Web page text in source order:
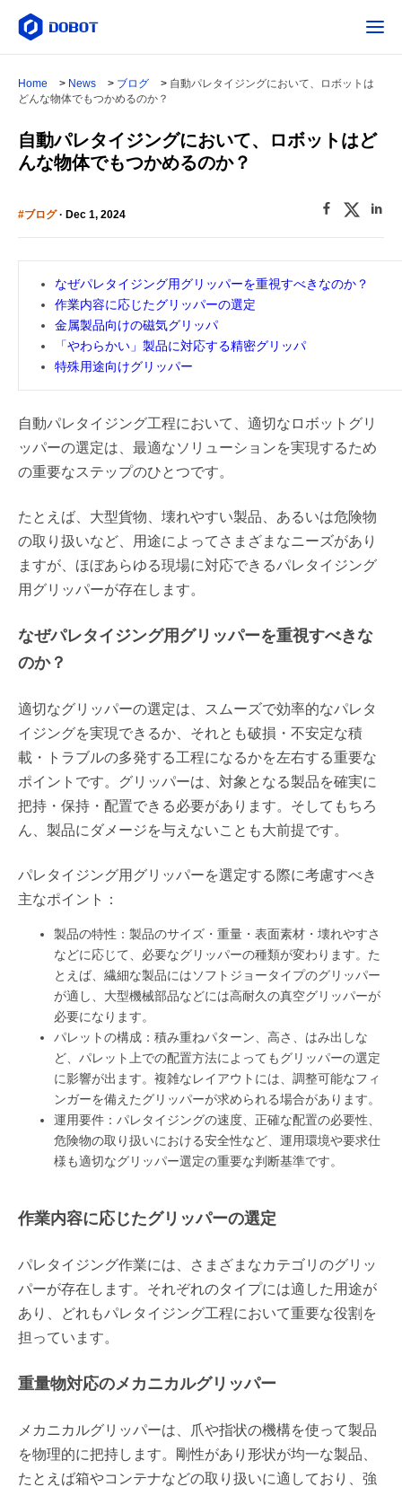
Home > News > ブログ > 自動パレタイジングにおいて、ロボットは
どんな物体でもつかめるのか？
自動パレタイジングにおいて、ロボットはど
んな物体でもつかめるのか？
#ブログ· Dec 1, 2024
なぜパレタイジング用グリッパーを重視すべきなのか？
作業内容に応じたグリッパーの選定
金属製品向けの磁気グリッパ
「やわらかい」製品に対応する精密グリッパ
特殊用途向けグリッパー
自動パレタイジング工程において、適切なロボットグリ
ッパーの選定は、最適なソリューションを実現するため
の重要なステップのひとつです。
たとえば、大型貨物、壊れやすい製品、あるいは危険物
の取り扱いなど、用途によってさまざまなニーズがあり
ますが、ほぼあらゆる現場に対応できるパレタイジング
用グリッパーが存在します。
なぜパレタイジング用グリッパーを重視すべきな
のか？
適切なグリッパーの選定は、スムーズで効率的なパレタ
イジングを実現できるか、それとも破損・不安定な積
載・トラブルの多発する工程になるかを左右する重要な
ポイントです。グリッパーは、対象となる製品を確実に
把持・保持・配置できる必要があります。そしてもちろ
ん、製品にダメージを与えないことも大前提です。
パレタイジング用グリッパーを選定する際に考慮すべき
主なポイント：
製品の特性：製品のサイズ・重量・表面素材・壊れやすさ
などに応じて、必要なグリッパーの種類が変わります。た
とえば、繊細な製品にはソフトジョータイプのグリッパー
が適し、大型機械部品などには高耐久の真空グリッパーが
必要になります。
パレットの構成：積み重ねパターン、高さ、はみ出しな
ど、パレット上での配置方法によってもグリッパーの選定
に影響が出ます。複雑なレイアウトには、調整可能なフィ
ンガーを備えたグリッパーが求められる場合があります。
運用要件：パレタイジングの速度、正確な配置の必要性、
危険物の取り扱いにおける安全性など、運用環境や要求仕
様も適切なグリッパー選定の重要な判断基準です。
作業内容に応じたグリッパーの選定
パレタイジング作業には、さまざまなカテゴリのグリッ
パーが存在します。それぞれのタイプには適した用途が
あり、どれもパレタイジング工程において重要な役割を
担っています。
重量物対応のメカニカルグリッパー
メカニカルグリッパーは、爪や指状の機構を使って製品
を物理的に把持します。剛性があり形状が均一な製品、
たとえば箱やコンテナなどの取り扱いに適しており、強